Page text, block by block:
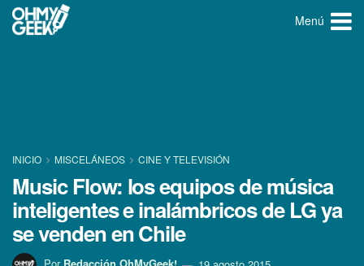
Menú
INICIO MISCELÁNEOS CINE Y TELEVISIÓN
Music Flow: los equipos de música
inteligentes e inalámbricos de LG ya
se venden en Chile